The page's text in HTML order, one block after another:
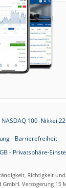
NASDAQ 100 Nikkei
- Barrierefreiheit
- Privatsphäre-
Richtigkeit
Verzögerung 15